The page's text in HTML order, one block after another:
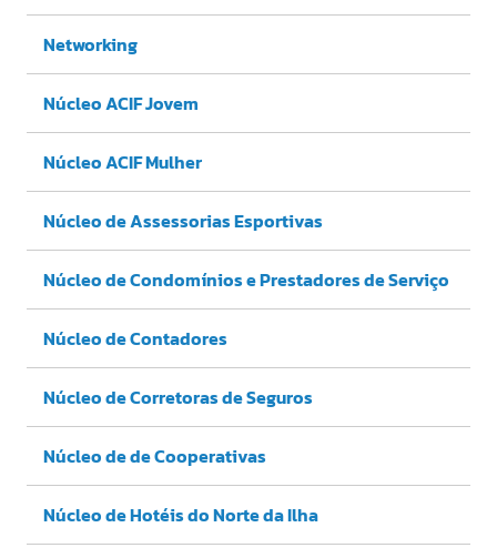
Networking
Núcleo ACIF Jovem
Núcleo ACIF Mulher
Núcleo de Assessorias Esportivas
Núcleo de Condomínios e Prestadores de Serviço
Núcleo de Contadores
Núcleo de Corretoras de Seguros
Núcleo de de Cooperativas
Núcleo de Hotéis do Norte da Ilha